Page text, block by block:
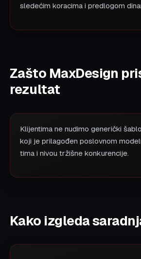
sledećim koracima i predlogom
Zašto MaxDesign
rezultat
Klijentima ne nudimo generički
koji je prilagođen poslovnom
tima i nivou tržišne konkurencije.
Kako izgleda